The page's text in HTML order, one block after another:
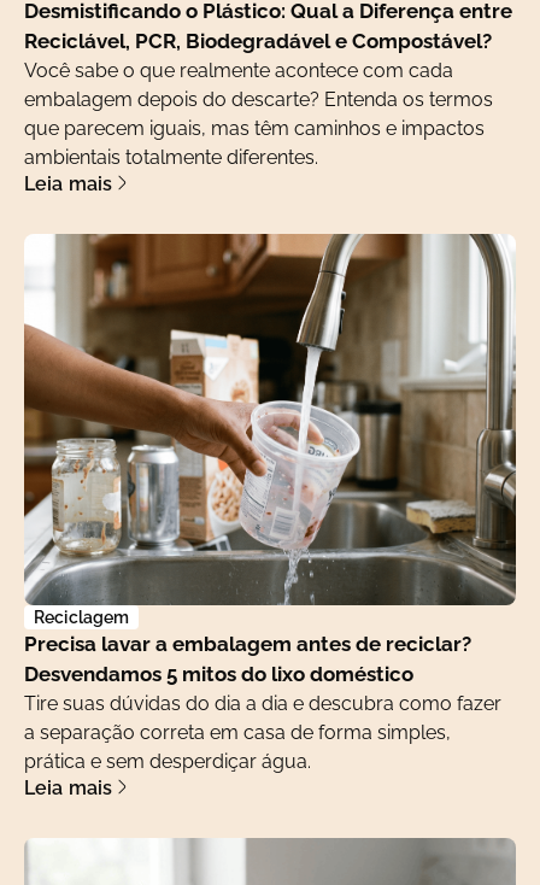
Desmistificando o Plástico: Qual a Diferença entre
Reciclável, PCR, Biodegradável e Compostável?
Você sabe o que realmente acontece com cada
embalagem depois do descarte? Entenda os termos
que parecem iguais, mas têm caminhos e impactos
ambientais totalmente diferentes.
Leia mais
Reciclagem
Precisa lavar a embalagem antes de reciclar?
Desvendamos 5 mitos do lixo doméstico
Tire suas dúvidas do dia a dia e descubra como fazer
a separação correta em casa de forma simples,
prática e sem desperdiçar água.
Leia mais